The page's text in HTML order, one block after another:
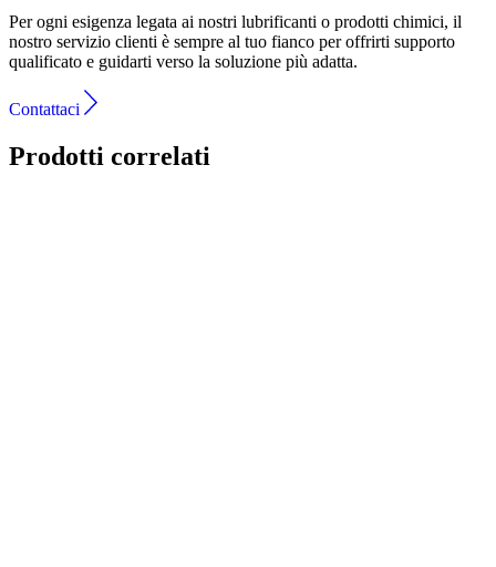
Per ogni esigenza legata ai nostri lubrificanti o prodotti chimici, il
nostro servizio clienti è sempre al tuo fianco per offrirti supporto
qualificato e guidarti verso la soluzione più adatta.
Contattaci
Prodotti correlati